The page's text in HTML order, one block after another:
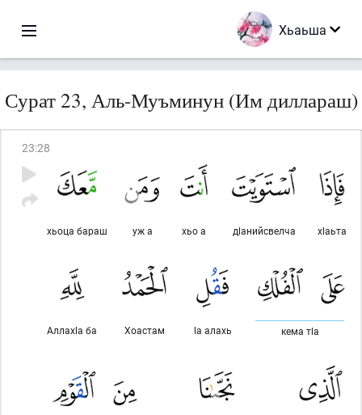
Хьаьша
Сурат 23, Аль-Муъминун (Им диллараш)
23:28
хlаьта
дlанийсвелча
хьо а
уж а
хьоца бараш
кема тlа
lа алахь
Хоастам
Аллахlа ба